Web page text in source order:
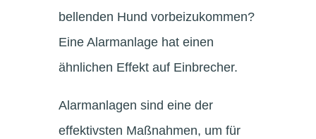
bellenden Hund vorbeizukommen?
Eine Alarmanlage hat einen
ähnlichen Effekt auf Einbrecher.
Alarmanlagen sind eine der
effektivsten Maßnahmen, um für